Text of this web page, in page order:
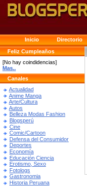
Inicio Directorio
Feliz Cumpleaños
[No hay coindidencias]
Mas..
Canales
Actualidad
Anime Manga
Arte/Cultura
Autos
Belleza Modas Fashion
Blogsperú
Cine
Comic/Cartoon
Defensa del Consumidor
Deportes
Economía
Educación Ciencia
Erotismo, Sexo
Fotologs
Gastronomia
Historia Peruana